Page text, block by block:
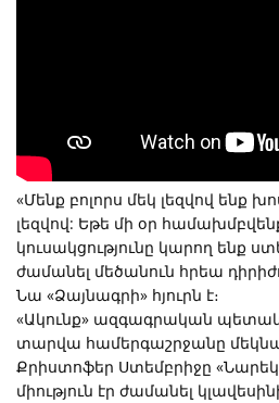
«Մենք բոլորս մեկ լեզվով ենք
լեզվով: Եթե մի օր
կուսակցությունը կարող ենք
ժամանել մեծանուն հրեա
Նա «Ձայնագրի» հյուրն է։
«Ակունք» ազգագրական
տարվա համերգաշրջանը
Քրիստոֆեր Ստեմբրիջը
միություն էր ժամանել